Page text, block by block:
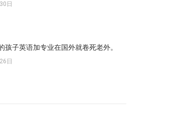
日
孩子英语加专业在国外就卷死老外。
日